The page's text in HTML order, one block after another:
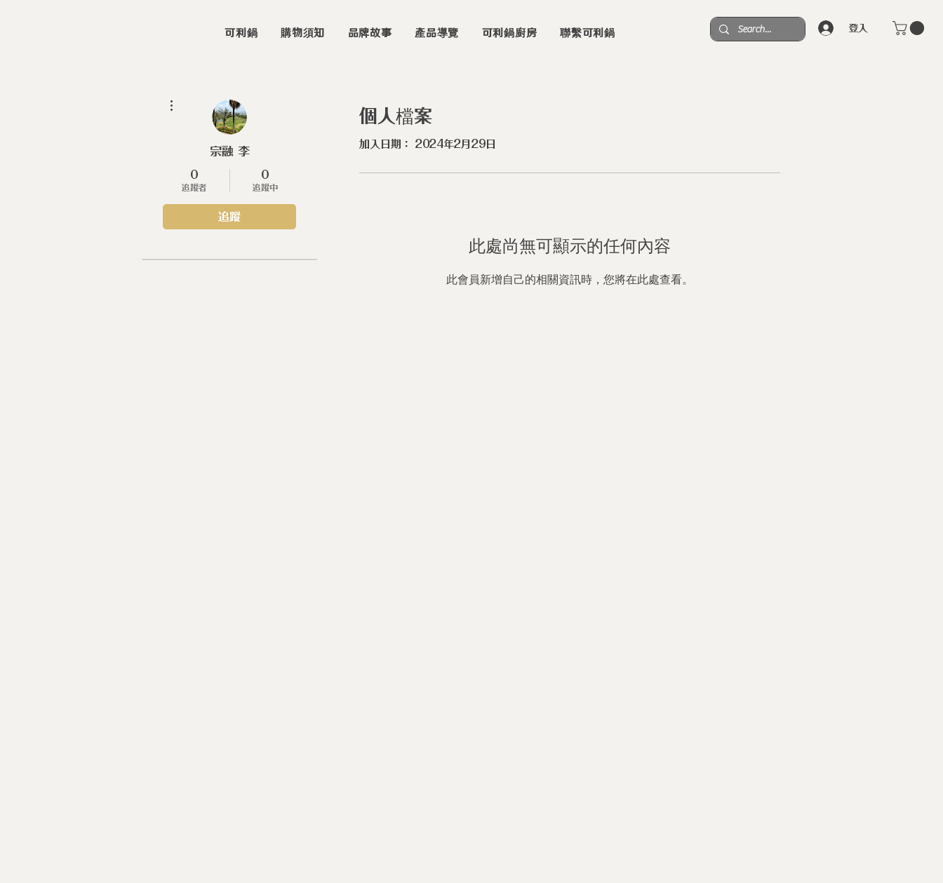
登入
可利鍋 購物須知 品牌故事 產品導覽 可利鍋廚房 聯繫可利鍋
個人檔案
加入日期： 2024年2月29日
此處尚無可顯示的任何內容
此會員新增自己的相關資訊時，您將在此處查看。
宗融 李
0
追蹤者
0
追蹤中
追蹤